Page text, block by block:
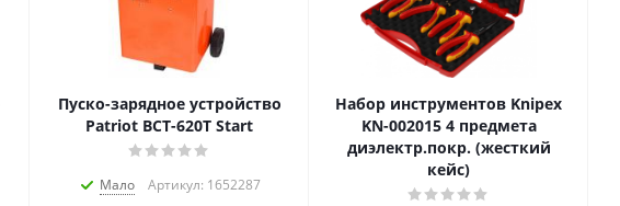
Пуско-зарядное устройство
Patriot BCT-620T Start
Мало Артикул: 1652287
Набор инструментов Knipex
KN-002015 4 предмета
диэлектр.покр. (жесткий
кейс)